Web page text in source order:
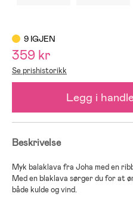
9 IGJEN
359 kr
Se prishistorikk
Legg i
Beskrivelse
Myk balaklava fra Joha med en
Med en blaklava sørger du for at
både kulde og vind.